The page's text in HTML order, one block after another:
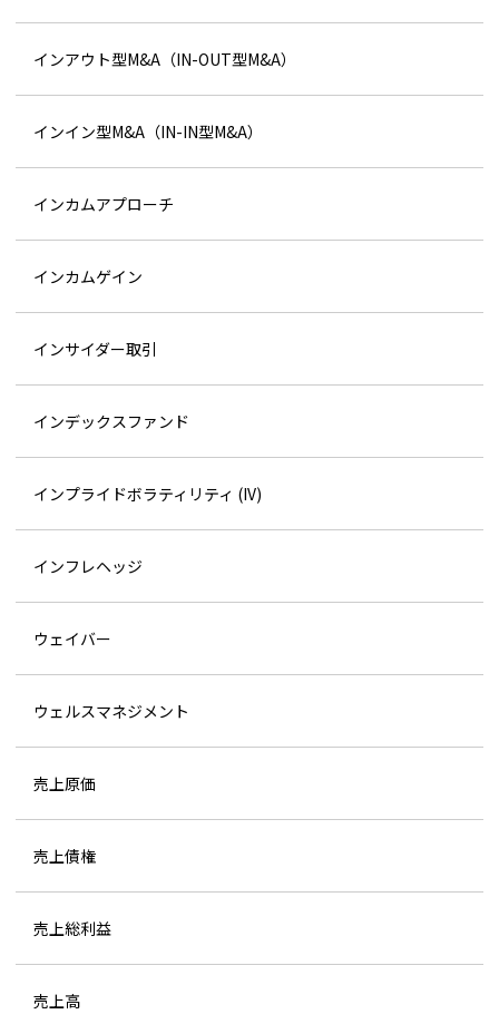
インアウト型M&A（IN-OUT型M&A）
インイン型M&A（IN-IN型M&A）
インカムアプローチ
インカムゲイン
インサイダー取引
インデックスファンド
インプライドボラティリティ (IV)
インフレヘッジ
ウェイバー
ウェルスマネジメント
売上原価
売上債権
売上総利益
売上高